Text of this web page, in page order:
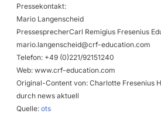
Pressekontakt:
Mario Langenscheid
PressesprecherCarl Remigius Fresenius
mario.langenscheid@crf-education.com
Telefon: +49 (0)221/92151240
Web: www.crf-education.com
Original-Content von: Charlotte Fresenius
durch news aktuell
Quelle: ots